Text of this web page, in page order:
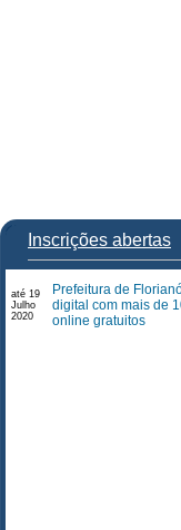
Inscrições abertas
até 19
Julho
2020
Prefeitura de
digital com mais de
online gratuitos